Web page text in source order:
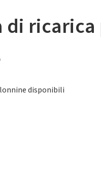
di
disponibili